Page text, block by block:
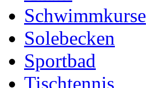
Schwimmkurse
Solebecken
Sportbad
Tischtennis